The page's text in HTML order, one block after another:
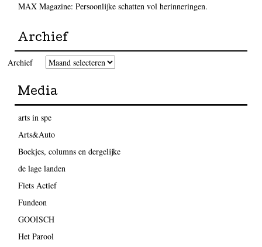
MAX Magazine: Persoonlijke schatten vol herinneringen.
Archief
Archief
Media
arts in spe
Arts&Auto
Boekjes, columns en dergelijke
de lage landen
Fiets Actief
Fundeon
GOOISCH
Het Parool